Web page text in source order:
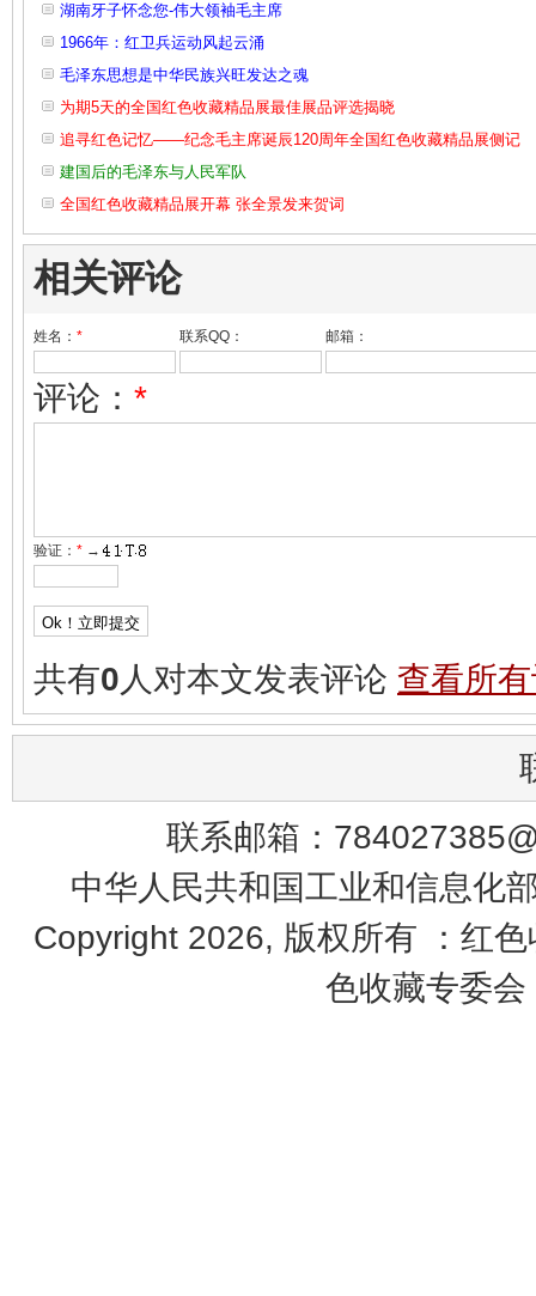
湖南牙子怀念您-伟大领袖毛主席
1966年：红卫兵运动风起云涌
毛泽东思想是中华民族兴旺发达之魂
为期5天的全国红色收藏精品展最佳展品评选揭晓
追寻红色记忆——纪念毛主席诞辰120周年全国红色收藏精品展侧记
建国后的毛泽东与人民军队
全国红色收藏精品展开幕 张全景发来贺词
相关评论
姓名： * 联系QQ： 邮箱：
评论： *
验证： * →
共有0人对本文发表评论 查看所
联系邮箱：
中华人民共和国工业和信息化
Copyright 2026, 版权所有 ：红
色收藏专委